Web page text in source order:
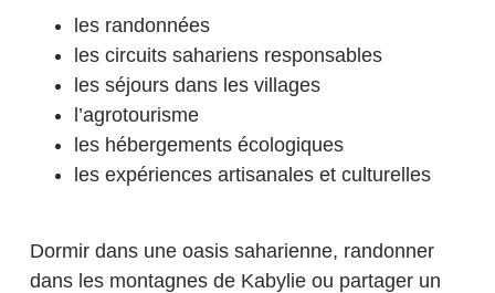
les randonnées
les circuits sahariens responsables
les séjours dans les villages
l’agrotourisme
les hébergements écologiques
les expériences artisanales et culturelles
Dormir dans une oasis saharienne, randonner
dans les montagnes de Kabylie ou partager un